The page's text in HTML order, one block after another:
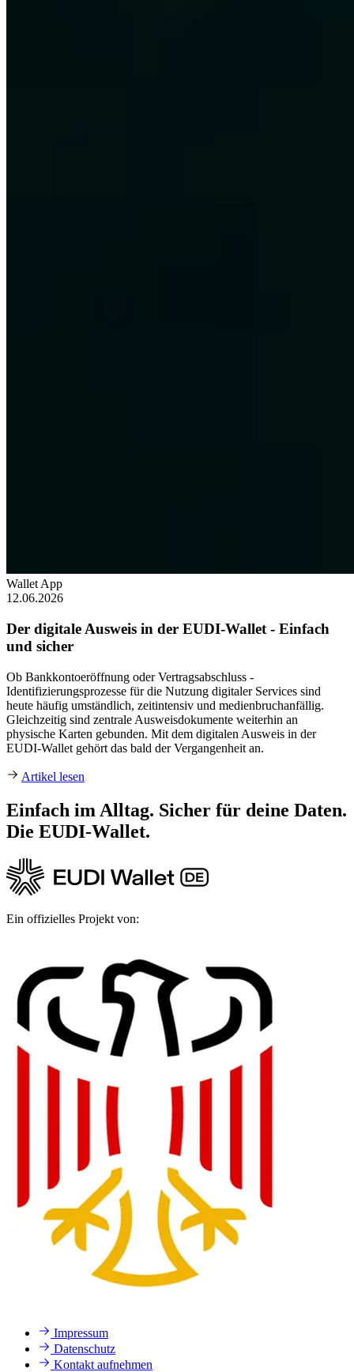
Wallet App
12.06.2026
Der digitale Ausweis in der EUDI-Wallet - Einfach
und sicher
Ob Bankkontoeröffnung oder Vertragsabschluss -
Identifizierungsprozesse für die Nutzung digitaler Services sind
heute häufig umständlich, zeitintensiv und medienbruchanfällig.
Gleichzeitig sind zentrale Ausweisdokumente weiterhin an
physische Karten gebunden. Mit dem digitalen Ausweis in der
EUDI-Wallet gehört das bald der Vergangenheit an.
Artikel lesen
Einfach im Alltag. Sicher für deine Daten.
Die EUDI‑Wallet.
Ein offizielles Projekt von:
Impressum
Datenschutz
Kontakt aufnehmen